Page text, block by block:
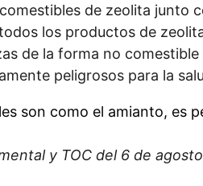
de zeo­li­ta jun­to
los pro­duc­tos de
de la for­ma no
peligro­sos para la
son como el ami­an­to, es
y TOC del 6 de